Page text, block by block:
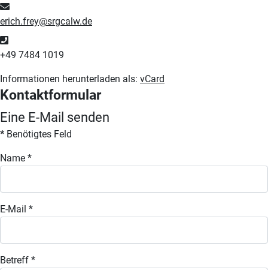
E-Mail
erich.frey@srgcalw.de
Telefon
+49 7484 1019
Informationen herunterladen als: vCard
Kontaktformular
Eine E-Mail senden
* Benötigtes Feld
Name *
E-Mail *
Betreff *